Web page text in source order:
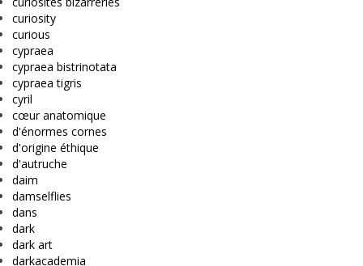
curiosity
curious
cypraea
cypraea bistrinotata
cypraea tigris
cyril
cœur anatomique
d'énormes cornes
d'origine éthique
d'autruche
daim
damselflies
dans
dark
dark art
darkacademia